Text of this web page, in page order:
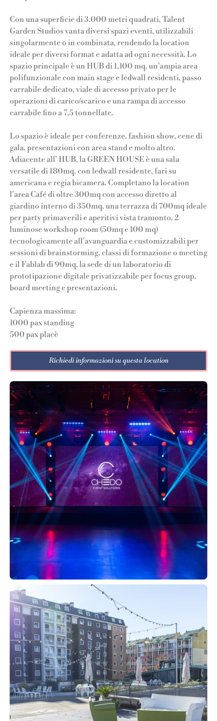
Con una superficie di 3.000 metri quadrati, Talent
Garden Studios vanta diversi spazi eventi, utilizzabili
singolarmente o in combinata, rendendo la location
ideale per diversi format e adatta ad ogni necessità. Lo
spazio principale è un HUB di 1.100 mq, un’ampia area
polifunzionale con main stage e ledwall residenti, passo
carrabile dedicato, viale di accesso privato per le
operazioni di carico/scarico e una rampa di accesso
carrabile fino a 7,5 tonnellate.
Lo spazio è ideale per conferenze, fashion show, cene di
gala, presentazioni con area stand e molto altro.
Adiacente all’ HUB, la GREEN HOUSE è una sala
versatile di 180mq, con ledwall residente, fari su
americana e regia bicamera. Completano la location
l'area Café di oltre 300mq con accesso diretto al
giardino interno di 350mq, una terrazza di 700mq ideale
per party primaverili e aperitivi vista tramonto, 2
luminose workshop room (50mq e 100 mq)
tecnologicamente all'avanguardia e customizzabili per
sessioni di brainstorming, classi di formazione o meeting
e il Fablab di 90mq, la sede di un laboratorio di
prototipazione digitale privatizzabile per focus group,
board meeting e presentazioni.
Capienza massima:
1000 pax standing
500 pax placè
Richiedi informazioni su questa location